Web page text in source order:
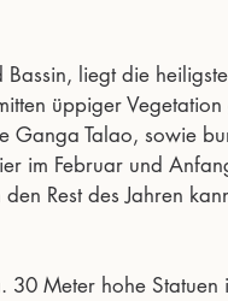
liegt die
üppiger
Ganga Talao, sowie
im Februar und
Rest des Jahren
Meter hohe